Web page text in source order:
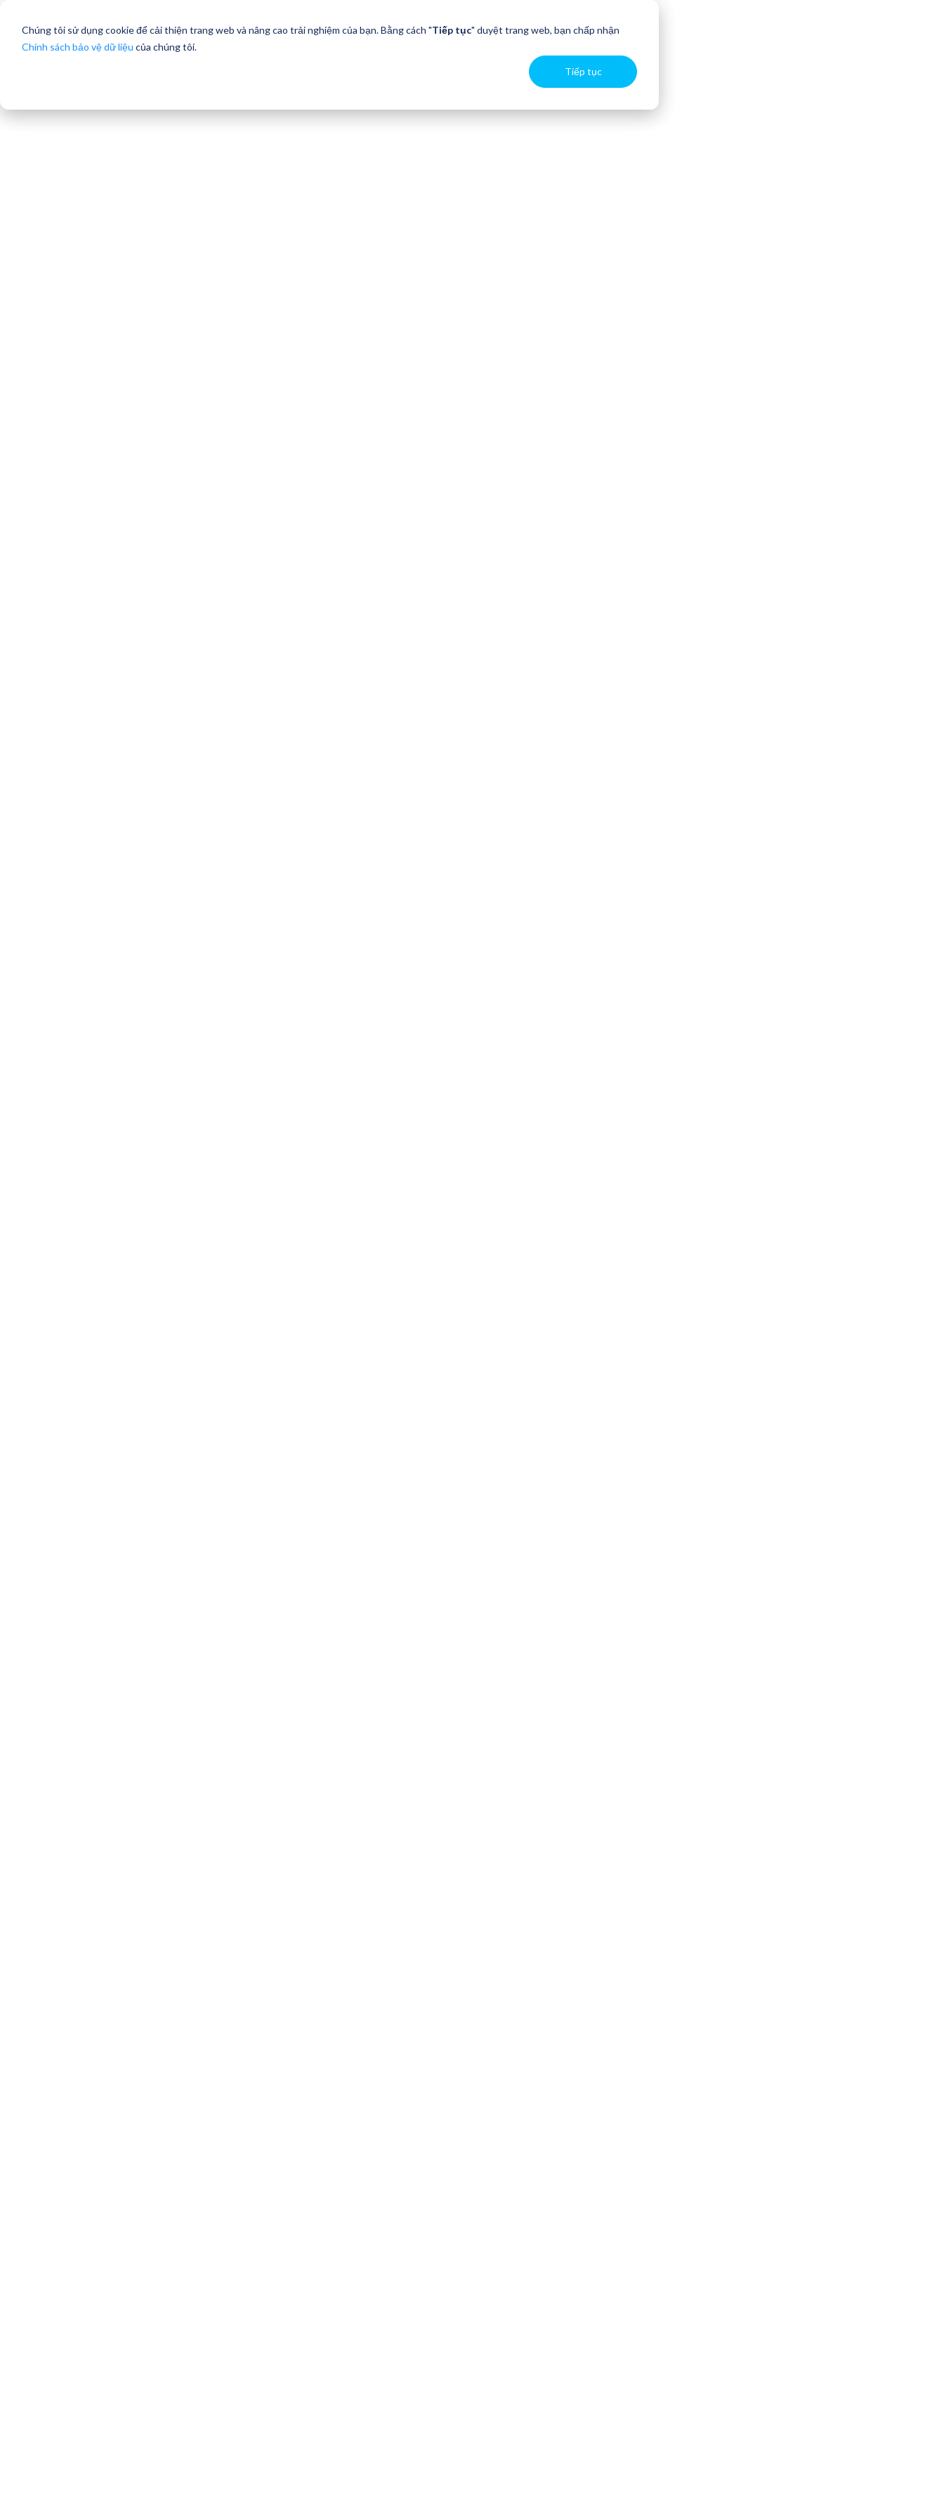
Chúng tôi sử dụng cookie để cải thiện trang web và nâng cao trải nghiệm của bạn. Bằng cách "Tiếp tục" duyệt trang web, bạn chấp nhận
Chính sách bảo vệ dữ liệu của chúng tôi.
Tiếp tục